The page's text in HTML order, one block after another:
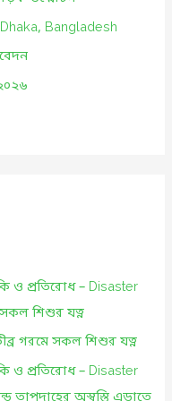
Bangladesh
ও প্রতিরোধ – Disaster
সকল শিশুর যত্ন
গরমে সকল শিশুর যত্ন
ও প্রতিরোধ – Disaster